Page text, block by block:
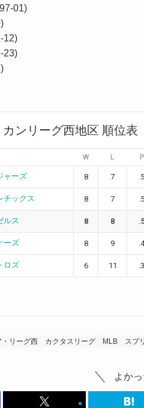
01)
12)
23)
ンリーグ西地区 順位表
W L
ャーズ 8 7
チックス 8 7
ルス 8 8
ーズ 8 9
ロズ 6 11
・リーグ西 カクタスリーグ MLB スプ
よか